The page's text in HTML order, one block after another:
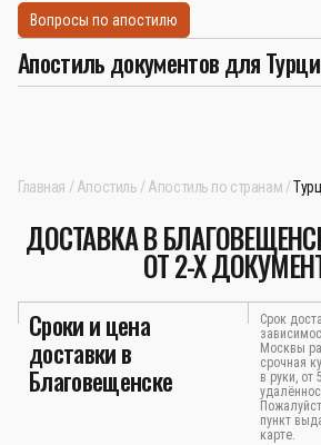
Вопросы по апостилю
Апостиль документов для
Главная Апостиль Апостиль по странам
ДОСТАВКА В
ОТ 2-Х
Сроки и цена
доставки в
Благовещенске
Срок
Москвы
срочная
в руки, от
пункт
карте.